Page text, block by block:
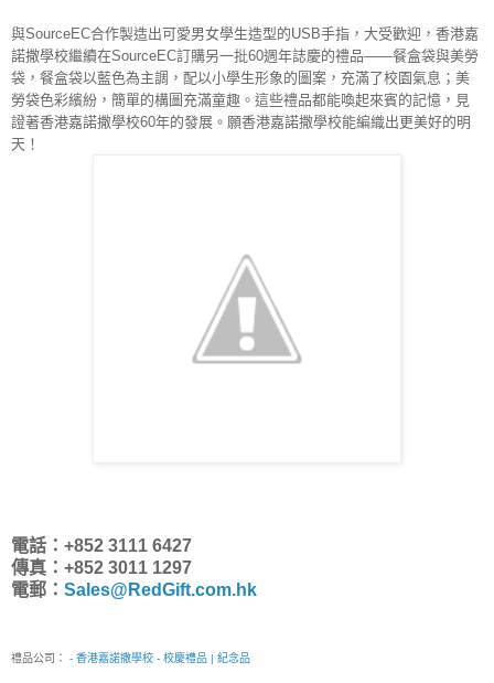
與SourceEC合作製造出可愛男女學生造型的USB手指，大受歡迎，香港嘉
諾撒學校繼續在SourceEC訂購另一批60週年誌慶的禮品——餐盒袋與美勞
袋，餐盒袋以藍色為主調，配以小學生形象的圖案，充滿了校園氣息；美
勞袋色彩繽紛，簡單的構圖充滿童趣。這些禮品都能喚起來賓的記憶，見
證著香港嘉諾撒學校60年的發展。願香港嘉諾撒學校能編織出更美好的明
天！
電話：+852 3111 6427
傳真：+852 3011 1297
電郵： Sales@RedGift.com.hk
禮品公司： - 香港嘉諾撒學校 - 校慶禮品 | 紀念品